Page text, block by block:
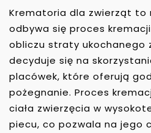
Krematoria dla zwierząt to
odbywa się proces
obliczu straty ukochanego
decyduje się na
placówek, które oferują
pożegnanie. Proces
ciała zwierzęcia w
piecu, co pozwala na jego